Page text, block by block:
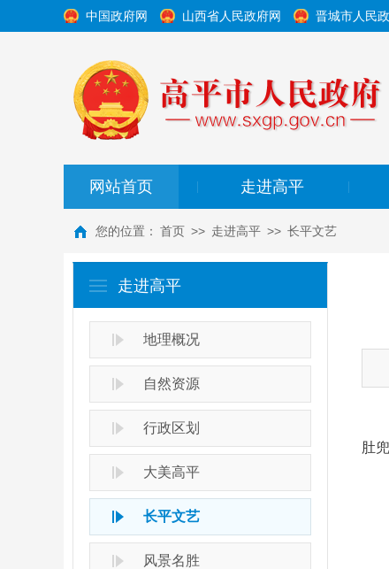
中国政府网 山西省人民政府网 晋城市人民
网站首页 走进高平
您的位置： 首页 >> 走进高平 >> 长平文艺
走进高平
地理概况
自然资源
行政区划
大美高平
长平文艺
风景名胜
高
肚